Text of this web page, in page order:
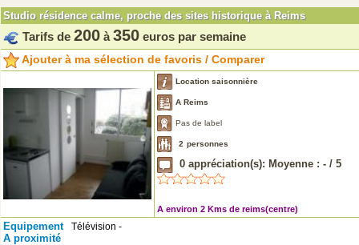
Studio résidence calme, proche des sites historique à Reims
Tarifs de 200 à 350 euros par semaine
Ajouter à ma sélection de favoris / Comparer
Location saisonnière
A Reims
Pas de label
2 personnes
0 appréciation(s): Moyenne : - / 5
A environ 2 Kms de reims(centre)
Equipement Télévision -
A proximité